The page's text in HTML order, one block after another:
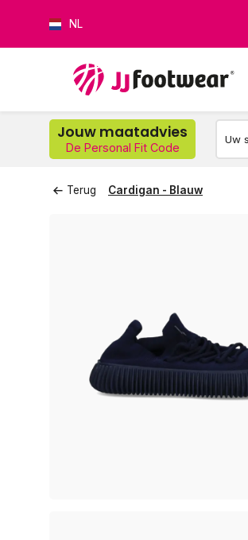
NL
Jouw maatadvies
De Personal Fit Code
Terug Cardigan - Blauw